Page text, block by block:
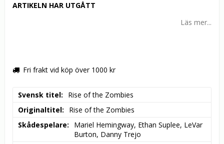
ARTIKELN HAR UTGÅTT
Läs mer...
Fri frakt vid köp över 1000 kr
Svensk titel
Rise of the Zombies
Originaltitel
Rise of the Zombies
Skådespelare
Mariel Hemingway, Ethan Suplee, LeVar
Burton, Danny Trejo